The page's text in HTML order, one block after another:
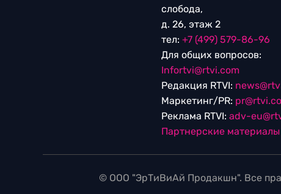
слобода,
д. 26, этаж 2
тел: +7 (499) 579-86-96
Для общих вопросов:
Infortvi@rtvi.com
Редакция RTVI:
Маркетинг/PR:
Реклама RTVI: adv-
Партнерские материалы
© ООО "ЭрТиВиАй Продакшн". Все